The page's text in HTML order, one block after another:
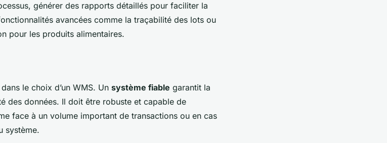
générer des rapports détaillés pour faciliter la
avancées comme la traçabilité des lots ou
pour les produits alimentaires.
le choix d’un WMS. Un système fiable garantit la
des données. Il doit être robuste et capable de
face à un volume important de transactions ou en cas
système.